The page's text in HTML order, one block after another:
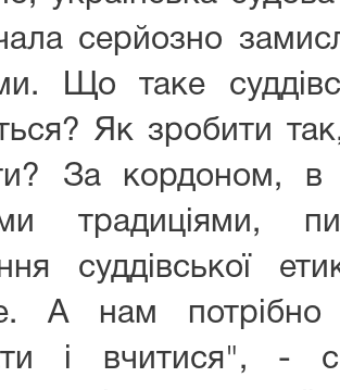
серйозно
Що таке
Як зробити
За кордоном, в
традиціями,
суддівської
А нам
і вчитися", -